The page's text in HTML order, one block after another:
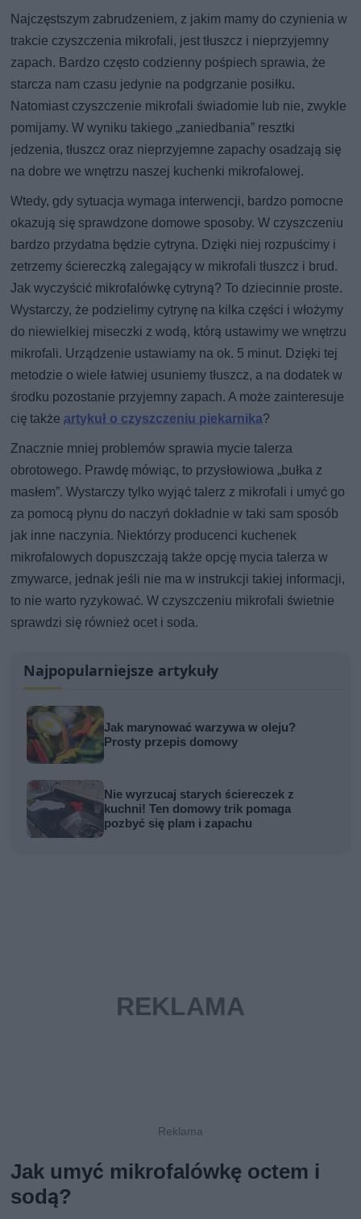
Najczęstszym zabrudzeniem, z jakim mamy do czynienia w
trakcie czyszczenia mikrofali, jest tłuszcz i nieprzyjemny
zapach. Bardzo często codzienny pośpiech sprawia, że
starcza nam czasu jedynie na podgrzanie posiłku.
Natomiast czyszczenie mikrofali świadomie lub nie, zwykle
pomijamy. W wyniku takiego „zaniedbania” resztki
jedzenia, tłuszcz oraz nieprzyjemne zapachy osadzają się
na dobre we wnętrzu naszej kuchenki mikrofalowej.
Wtedy, gdy sytuacja wymaga interwencji, bardzo pomocne
okazują się sprawdzone domowe sposoby. W czyszczeniu
bardzo przydatna będzie cytryna. Dzięki niej rozpuścimy i
zetrzemy ściereczką zalegający w mikrofali tłuszcz i brud.
Jak wyczyścić mikrofalówkę cytryną? To dziecinnie proste.
Wystarczy, że podzielimy cytrynę na kilka części i włożymy
do niewielkiej miseczki z wodą, którą ustawimy we wnętrzu
mikrofali. Urządzenie ustawiamy na ok. 5 minut. Dzięki tej
metodzie o wiele łatwiej usuniemy tłuszcz, a na dodatek w
środku pozostanie przyjemny zapach. A może zainteresuje
cię takżeartykuł o czyszczeniu piekarnika?
Znacznie mniej problemów sprawia mycie talerza
obrotowego. Prawdę mówiąc, to przysłowiowa „bułka z
masłem”. Wystarczy tylko wyjąć talerz z mikrofali i umyć go
za pomocą płynu do naczyń dokładnie w taki sam sposób
jak inne naczynia. Niektórzy producenci kuchenek
mikrofalowych dopuszczają także opcję mycia talerza w
zmywarce, jednak jeśli nie ma w instrukcji takiej informacji,
to nie warto ryzykować. W czyszczeniu mikrofali świetnie
sprawdzi się również ocet i soda.
Najpopularniejsze artykuły
Jak marynować warzywa w oleju?
Prosty przepis domowy
Nie wyrzucaj starych ściereczek z
kuchni! Ten domowy trik pomaga
pozbyć się plam i zapachu
Jak umyć mikrofalówkę octem i
sodą?